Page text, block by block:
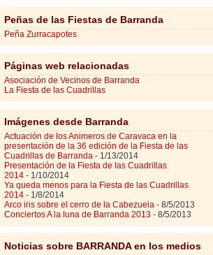
Peñas de las Fiestas de Barranda
Peña Zurracapotes
Páginas web relacionadas
Asociación de Vecinos de Barranda
La Fiesta de las Cuadrillas
Imágenes desde Barranda
Actuación de los Animeros de Caravaca en la
presentación de la 36 edición de la Fiesta de las
Cuadrillas de Barranda - 1/13/2014
Presentación de la Fiesta de las Cuadrillas
2014 - 1/10/2014
Ya queda menos para la Fiesta de las Cuadrillas
2014 - 1/8/2014
Arco iris sobre el cerro de la Cabezuela - 8/5/2013
Conciertos A la luna de Barranda 2013 - 8/5/2013
Noticias sobre BARRANDA en los medios